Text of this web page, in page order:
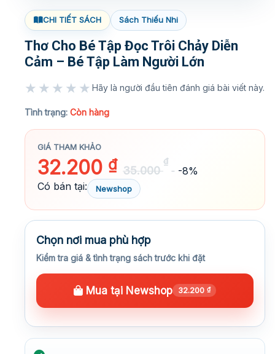
CHI TIẾT SÁCH Sách Thiếu Nhi
Thơ Cho Bé Tập Đọc Trôi Chảy Diễn
Cảm – Bé Tập Làm Người Lớn
★★★★★ Hãy là người đầu tiên đánh giá bài viết này.
Tình trạng: Còn hàng
GIÁ THAM KHẢO
32.200 ₫ 35.000
₫
-8%
Có bán tại:
Newshop
Chọn nơi mua phù hợp
Kiểm tra giá & tình trạng sách trước khi đặt
Mua tại Newshop 32.200 ₫